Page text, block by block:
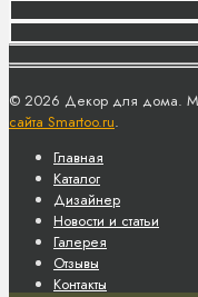
© 2026 Декор для дома.
сайта Smartoo.ru.
Главная
Каталог
Дизайнер
Новости и статьи
Галерея
Отзывы
Контакты